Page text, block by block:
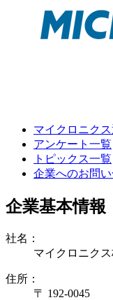
マイクロニク
アンケート一覧
トピックス一覧
企業へのお問
企業基本情報
社名：
マイクロニク
住所：
〒 192-0045